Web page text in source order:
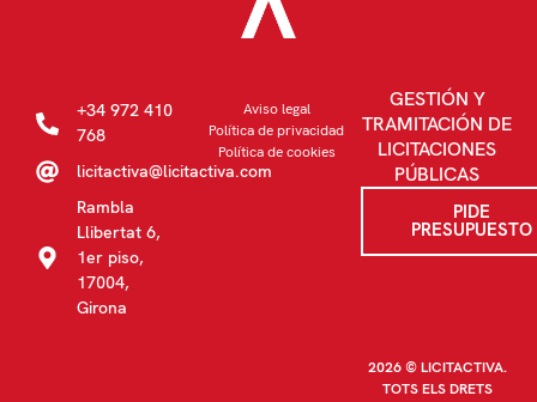
+34 972 410
768
licitactiva@licitactiva.com
Rambla
Llibertat 6,
1er piso,
17004,
Girona
Aviso legal
Política de privacidad
Política de cookies
GESTIÓN Y
TRAMITACIÓN DE
LICITACIONES
PÚBLICAS
PIDE
PRESUPUESTO
2026 © LICITACTIVA.
TOTS ELS DRETS